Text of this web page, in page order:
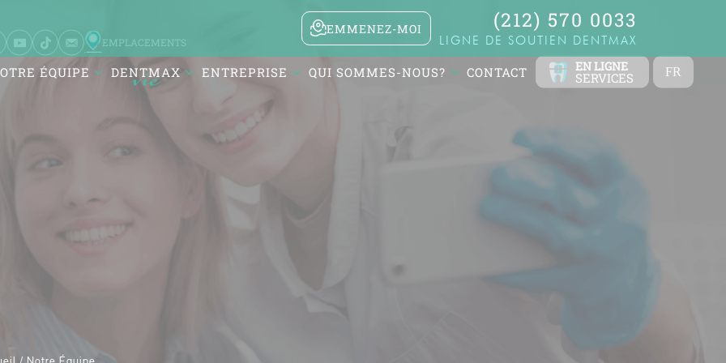
EMMENEZ-MOI (212) 570 0033
LIGNE DE SOUTIEN DENTMAX
ÉQUIPE DENTMAX ENTREPRISE QUI SOMMES-NOUS? CONTACT EN LIGNE
SERVICES FR
EMPLACEMENTS